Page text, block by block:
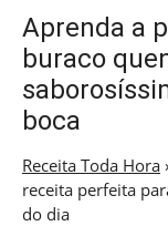
Aprenda a
buraco
boca
Receita Toda Hora
receita perfeita
do dia